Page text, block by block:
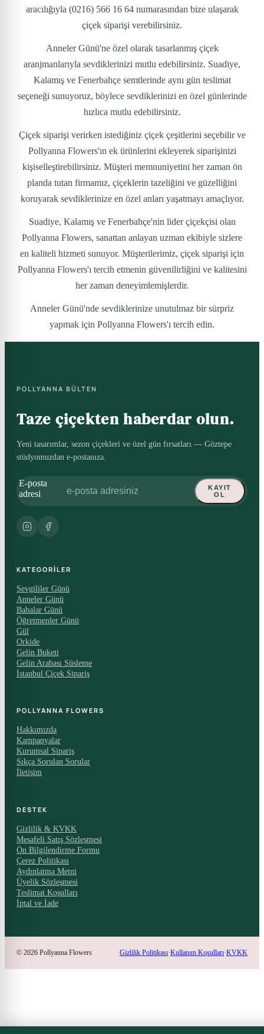
aracılığıyla (0216) 566 16 64 numarasından bize ulaşarak
çiçek siparişi verebilirsiniz.
Anneler Günü'ne özel olarak tasarlanmış çiçek
aranjmanlarıyla sevdiklerinizi mutlu edebilirsiniz. Suadiye,
Kalamış ve Fenerbahçe semtlerinde aynı gün teslimat
seçeneği sunuyoruz, böylece sevdiklerinizi en özel günlerinde
hızlıca mutlu edebilirsiniz.
Çiçek siparişi verirken istediğiniz çiçek çeşitlerini seçebilir ve
Pollyanna Flowers'ın ek ürünlerini ekleyerek siparişinizi
kişiselleştirebilirsiniz. Müşteri memnuniyetini her zaman ön
planda tutan firmamız, çiçeklerin tazeliğini ve güzelliğini
koruyarak sevdiklerinize en özel anları yaşatmayı amaçlıyor.
Suadiye, Kalamış ve Fenerbahçe'nin lider çiçekçisi olan
Pollyanna Flowers, sanattan anlayan uzman ekibiyle sizlere
en kaliteli hizmeti sunuyor. Müşterilerimiz, çiçek siparişi için
Pollyanna Flowers'ı tercih etmenin güvenilirliğini ve kalitesini
her zaman deneyimlemişlerdir.
Anneler Günü'nde sevdiklerinize unutulmaz bir sürpriz
yapmak için Pollyanna Flowers'ı tercih edin.
POLLYANNA BÜLTEN
Taze çiçekten haberdar olun.
Yeni tasarımlar, sezon çiçekleri ve özel gün fırsatları — Göztepe
stüdyomuzdan e-postanıza.
E-posta
adresi
KAYIT
OL
KATEGORILER
Sevgililer Günü
Anneler Günü
Babalar Günü
Öğretmenler Günü
Gül
Orkide
Gelin Buketi
Gelin Arabası Süsleme
İstanbul Çiçek Sipariş
POLLYANNA FLOWERS
Hakkımızda
Kampanyalar
Kurumsal Sipariş
Sıkça Sorulan Sorular
İletişim
DESTEK
Gizlilik & KVKK
Mesafeli Satış Sözleşmesi
Ön Bilgilendirme Formu
Çerez Politikası
Aydınlatma Metni
Üyelik Sözleşmesi
Teslimat Koşulları
İptal ve İade
© 2026 Pollyanna Flowers Gizlilik Politikası·Kullanım Koşulları·KVKK